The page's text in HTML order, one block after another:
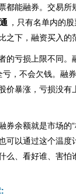
都能融券。交易所
，只有名单内的
之下，融资买入的
的亏损上限不同。
，不会欠钱。融
价暴涨，亏损没有
券余额就是市场的
可以通过这个温度
么、看好谁、害怕